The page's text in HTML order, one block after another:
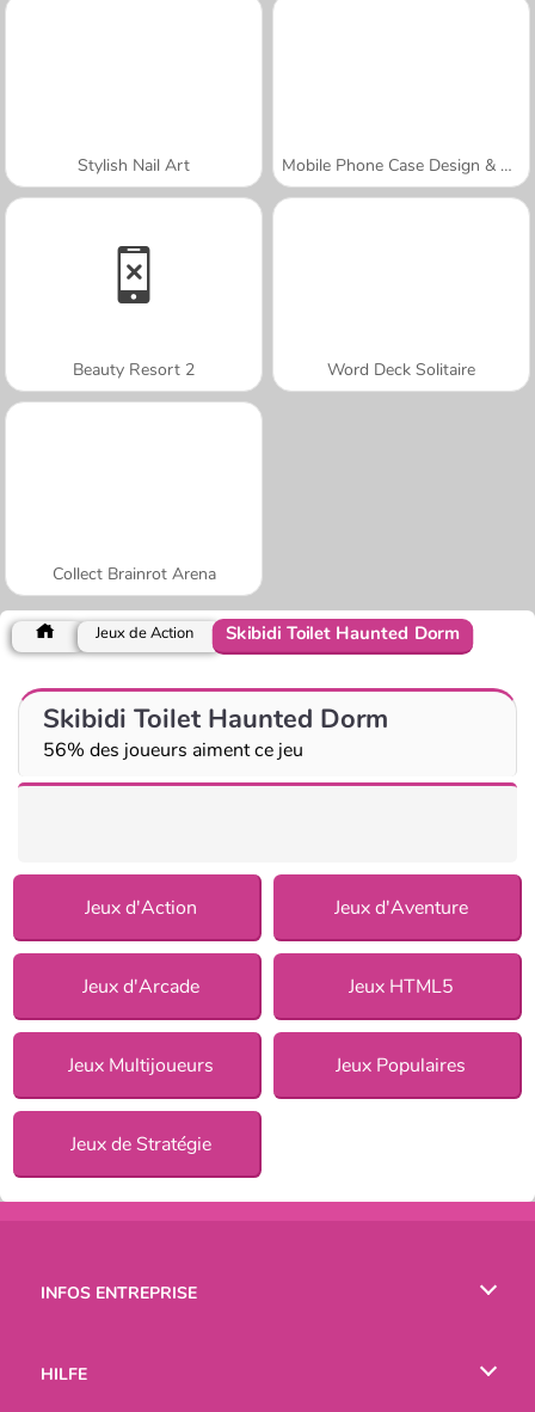
Stylish Nail Art Mobile Phone Case Design & DIY
Beauty Resort 2 Word Deck Solitaire
Collect Brainrot Arena
Jeux de Action Skibidi Toilet Haunted Dorm
Skibidi Toilet Haunted Dorm
56% des joueurs aiment ce jeu
Jeux d'Action Jeux d'Aventure
Jeux d'Arcade Jeux HTML5
Jeux Multijoueurs Jeux Populaires
Jeux de Stratégie
INFOS ENTREPRISE
HILFE